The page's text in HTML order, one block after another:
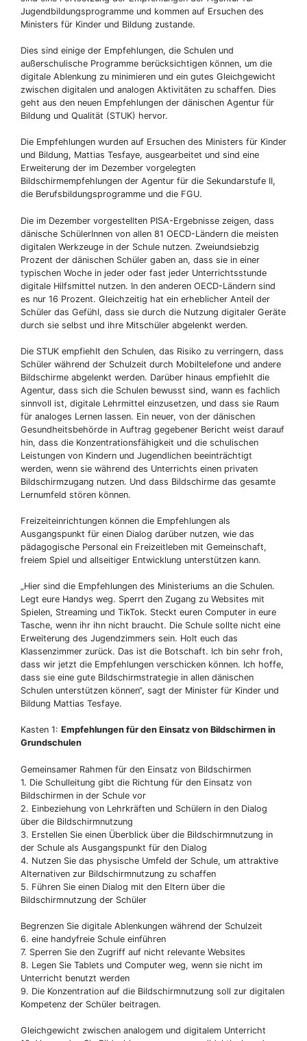
Jugendbildungsprogramme und kommen auf Ersuchen des
Ministers für Kinder und Bildung zustande.
Dies sind einige der Empfehlungen, die Schulen und
außerschulische Programme berücksichtigen können, um die
digitale Ablenkung zu minimieren und ein gutes Gleichgewicht
zwischen digitalen und analogen Aktivitäten zu schaffen. Dies
geht aus den neuen Empfehlungen der dänischen Agentur für
Bildung und Qualität (STUK) hervor.
Die Empfehlungen wurden auf Ersuchen des Ministers für Kinder
und Bildung, Mattias Tesfaye, ausgearbeitet und sind eine
Erweiterung der im Dezember vorgelegten
Bildschirmempfehlungen der Agentur für die Sekundarstufe II,
die Berufsbildungsprogramme und die FGU.
Die im Dezember vorgestellten PISA-Ergebnisse zeigen, dass
dänische SchülerInnen von allen 81 OECD-Ländern die meisten
digitalen Werkzeuge in der Schule nutzen. Zweiundsiebzig
Prozent der dänischen Schüler gaben an, dass sie in einer
typischen Woche in jeder oder fast jeder Unterrichtsstunde
digitale Hilfsmittel nutzen. In den anderen OECD-Ländern sind
es nur 16 Prozent. Gleichzeitig hat ein erheblicher Anteil der
Schüler das Gefühl, dass sie durch die Nutzung digitaler Geräte
durch sie selbst und ihre Mitschüler abgelenkt werden.
Die STUK empfiehlt den Schulen, das Risiko zu verringern, dass
Schüler während der Schulzeit durch Mobiltelefone und andere
Bildschirme abgelenkt werden. Darüber hinaus empfiehlt die
Agentur, dass sich die Schulen bewusst sind, wann es fachlich
sinnvoll ist, digitale Lehrmittel einzusetzen, und dass sie Raum
für analoges Lernen lassen. Ein neuer, von der dänischen
Gesundheitsbehörde in Auftrag gegebener Bericht weist darauf
hin, dass die Konzentrationsfähigkeit und die schulischen
Leistungen von Kindern und Jugendlichen beeinträchtigt
werden, wenn sie während des Unterrichts einen privaten
Bildschirmzugang nutzen. Und dass Bildschirme das gesamte
Lernumfeld stören können.
Freizeiteinrichtungen können die Empfehlungen als
Ausgangspunkt für einen Dialog darüber nutzen, wie das
pädagogische Personal ein Freizeitleben mit Gemeinschaft,
freiem Spiel und allseitiger Entwicklung unterstützen kann.
„Hier sind die Empfehlungen des Ministeriums an die Schulen.
Legt eure Handys weg. Sperrt den Zugang zu Websites mit
Spielen, Streaming und TikTok. Steckt euren Computer in eure
Tasche, wenn ihr ihn nicht braucht. Die Schule sollte nicht eine
Erweiterung des Jugendzimmers sein. Holt euch das
Klassenzimmer zurück. Das ist die Botschaft. Ich bin sehr froh,
dass wir jetzt die Empfehlungen verschicken können. Ich hoffe,
dass sie eine gute Bildschirmstrategie in allen dänischen
Schulen unterstützen können“, sagt der Minister für Kinder und
Bildung Mattias Tesfaye.
Kasten 1: Empfehlungen für den Einsatz von Bildschirmen in
Grundschulen
Gemeinsamer Rahmen für den Einsatz von Bildschirmen
1. Die Schulleitung gibt die Richtung für den Einsatz von
Bildschirmen in der Schule vor
2. Einbeziehung von Lehrkräften und Schülern in den Dialog
über die Bildschirmnutzung
3. Erstellen Sie einen Überblick über die Bildschirmnutzung in
der Schule als Ausgangspunkt für den Dialog
4. Nutzen Sie das physische Umfeld der Schule, um attraktive
Alternativen zur Bildschirmnutzung zu schaffen
5. Führen Sie einen Dialog mit den Eltern über die
Bildschirmnutzung der Schüler
Begrenzen Sie digitale Ablenkungen während der Schulzeit
6. eine handyfreie Schule einführen
7. Sperren Sie den Zugriff auf nicht relevante Websites
8. Legen Sie Tablets und Computer weg, wenn sie nicht im
Unterricht benutzt werden
9. Die Konzentration auf die Bildschirmnutzung soll zur digitalen
Kompetenz der Schüler beitragen.
Gleichgewicht zwischen analogem und digitalem Unterricht